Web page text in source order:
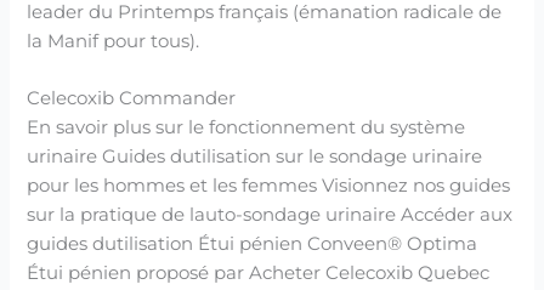
leader du Printemps français (émanation radicale de
la Manif pour tous).
Celecoxib Commander
En savoir plus sur le fonctionnement du système
urinaire Guides dutilisation sur le sondage urinaire
pour les hommes et les femmes Visionnez nos guides
sur la pratique de lauto-sondage urinaire Accéder aux
guides dutilisation Étui pénien Conveen® Optima
Étui pénien proposé par Acheter Celecoxib Quebec